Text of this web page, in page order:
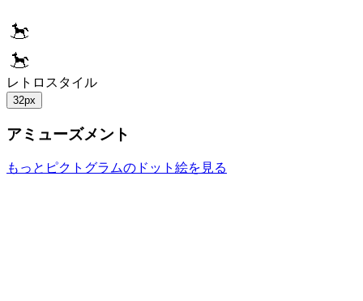
レトロスタイル
32px
アミューズメント
もっとピクトグラムのドット絵を見る